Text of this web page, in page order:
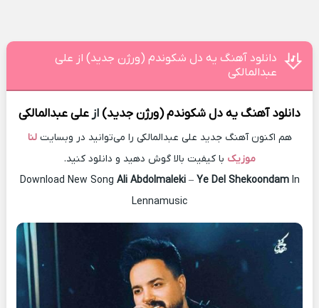
دانلود آهنگ یه دل شکوندم (ورژن جدید) از علی
عبدالمالکی
دانلود آهنگیه دل شکوندم (ورژن جدید) ازعلی عبدالمالکی
هم اکنون آهنگ جدید علی عبدالمالکی را می‌توانید در وبسایتلنا
موزیک با کیفیت بالا گوش دهید و دانلود کنید.
Download New Song Ali Abdolmaleki– Ye Del ShekoondamIn
Lennamusic